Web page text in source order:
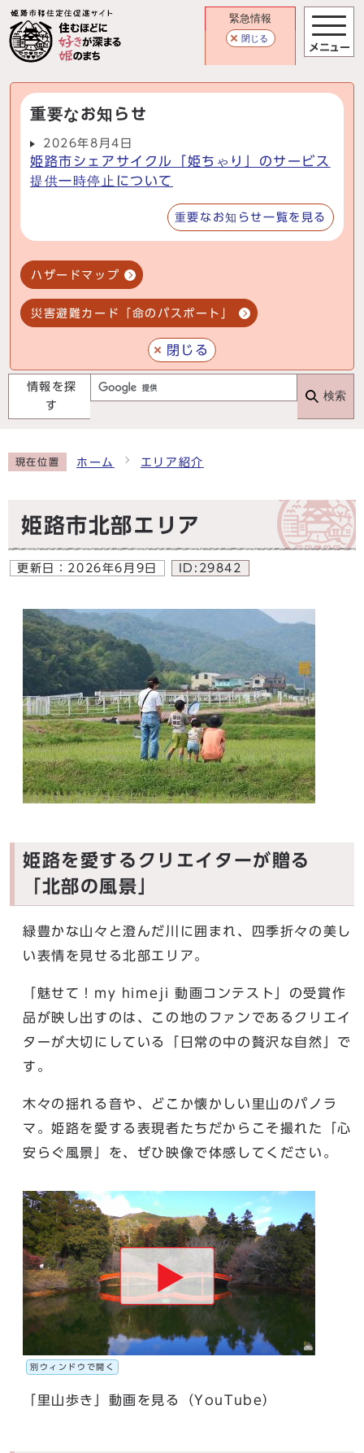
緊急情報
閉じる
重要なお知らせ
2026年8月4日
姫路市シェアサイクル「姫ちゃり」のサービス
提供一時停止について
重要なお知らせ一覧を見る
ハザードマップ
災害避難カード「命のパスポート」
閉じる
メニュー
情報を探
す
検索
現在位置 ホーム エリア紹介
姫路市北部エリア
更新日： 2026年6月9日 ID:29842
姫路を愛するクリエイターが贈る
「北部の風景」
緑豊かな山々と澄んだ川に囲まれ、四季折々の美し
い表情を見せる北部エリア。
「魅せて！my himeji 動画コンテスト」の受賞作
品が映し出すのは、この地のファンであるクリエイ
ターが大切にしている「日常の中の贅沢な自然」で
す。
木々の揺れる音や、どこか懐かしい里山のパノラ
マ。姫路を愛する表現者たちだからこそ撮れた「心
安らぐ風景」を、ぜひ映像で体感してください。
別ウィンドウで開く
「里山歩き」動画を見る（YouTube）